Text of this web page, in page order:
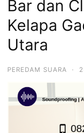
Bar dan
Kelapa
Utara
PEREDAM SUARA ·